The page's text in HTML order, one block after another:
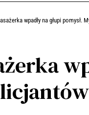
wpadły na głupi pomysł.